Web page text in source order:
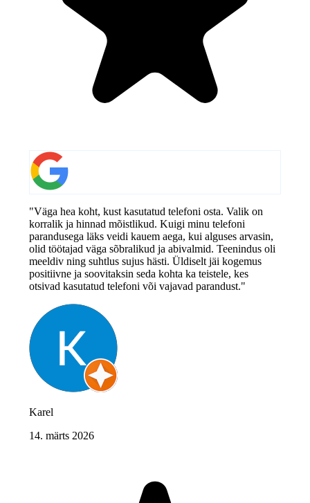
"Väga hea koht, kust kasutatud telefoni osta. Valik on
korralik ja hinnad mõistlikud. Kuigi minu telefoni
parandusega läks veidi kauem aega, kui alguses arvasin,
olid töötajad väga sõbralikud ja abivalmid. Teenindus oli
meeldiv ning suhtlus sujus hästi. Üldiselt jäi kogemus
positiivne ja soovitaksin seda kohta ka teistele, kes
otsivad kasutatud telefoni või vajavad parandust."
Karel
14. märts 2026